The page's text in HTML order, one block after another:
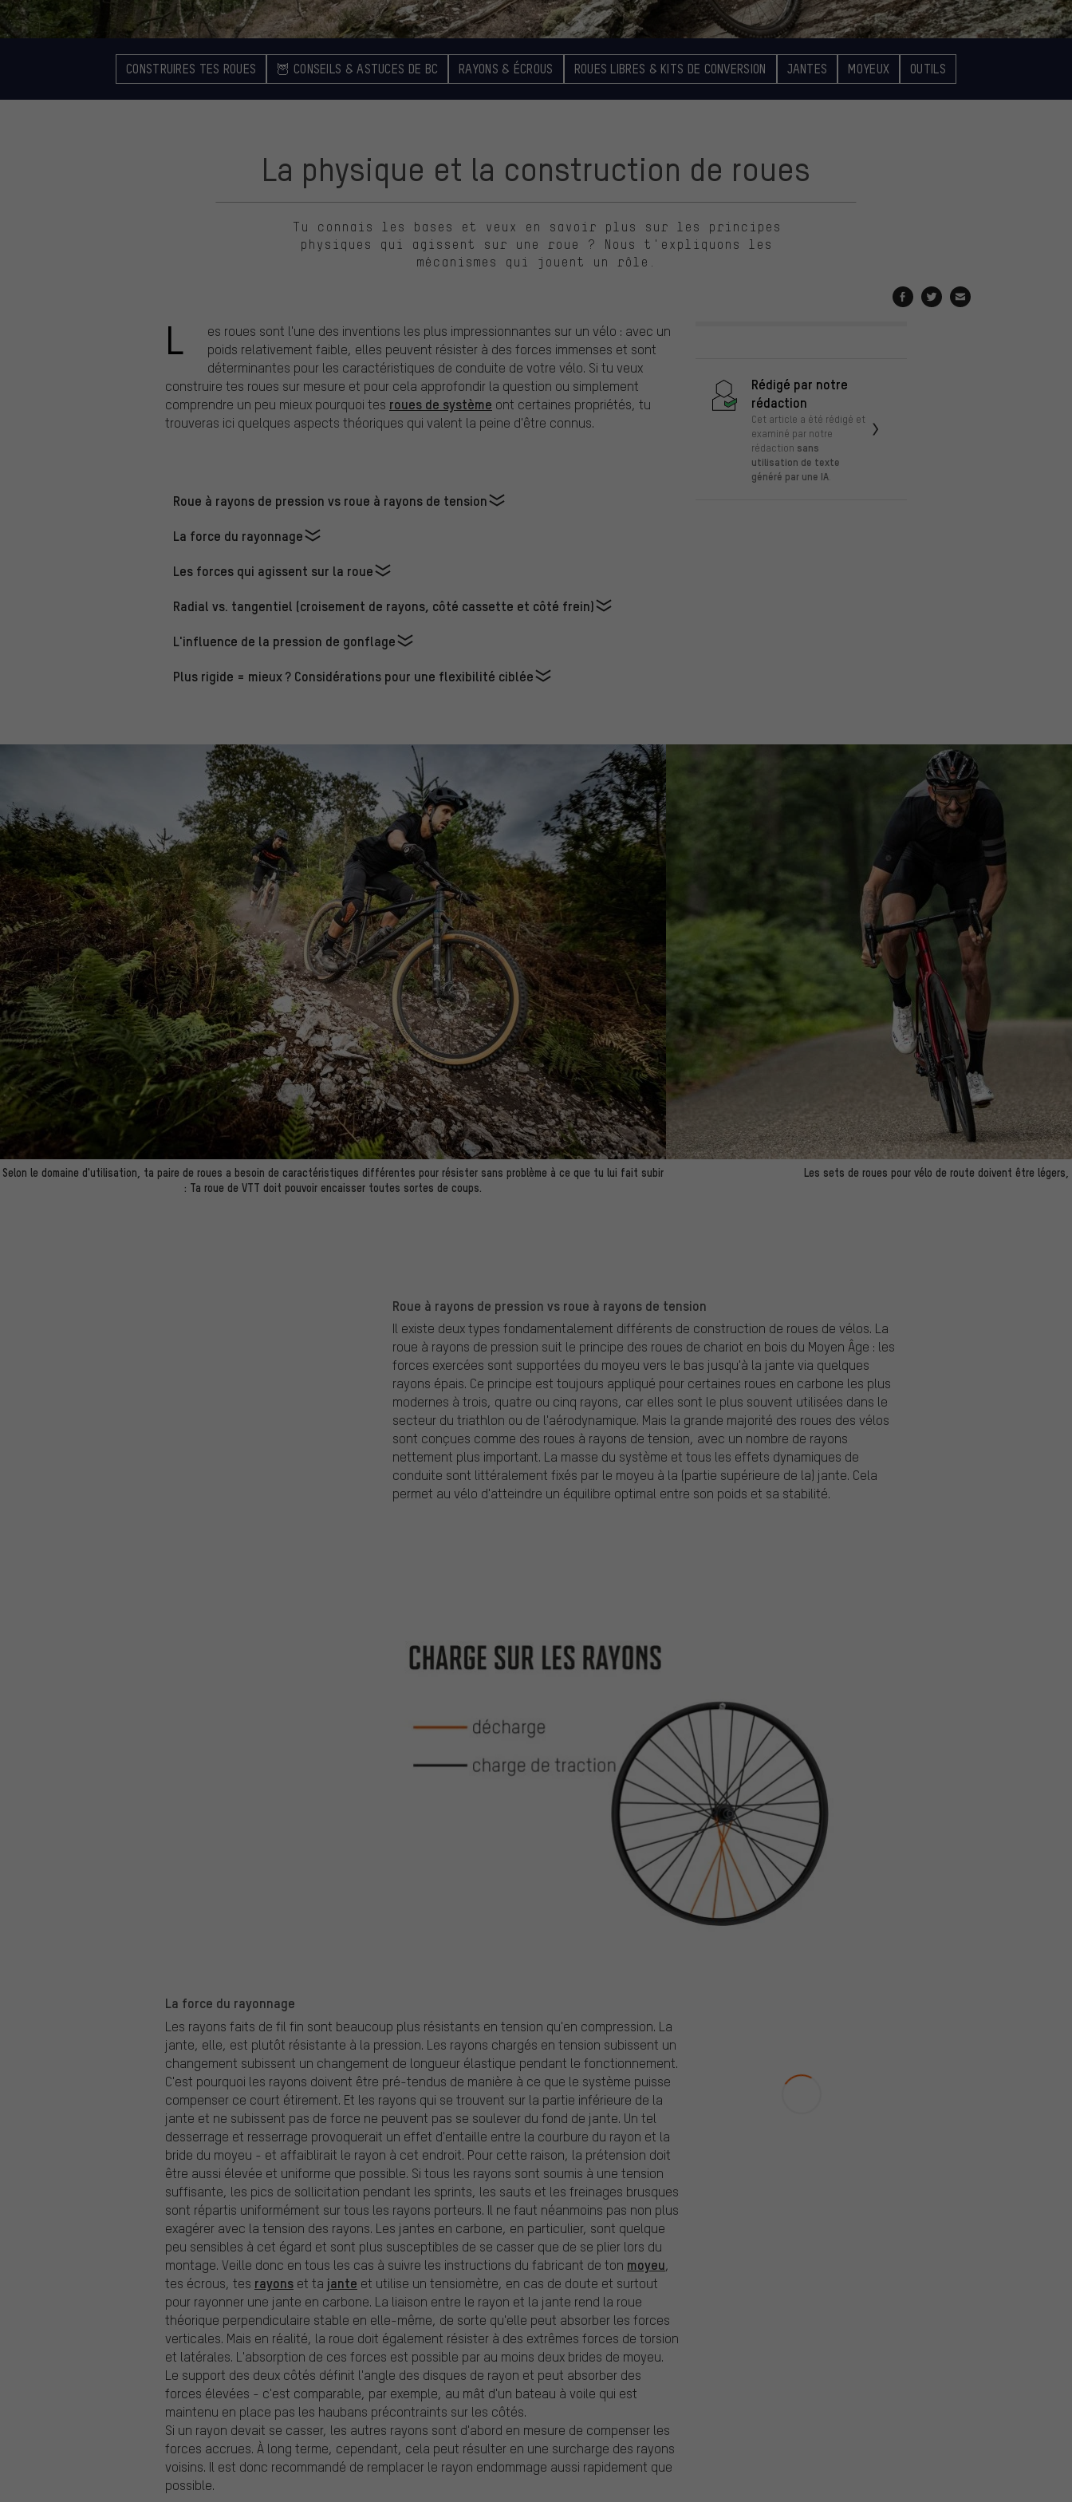
CONSTRUIRES TES ROUES 🦉 CONSEILS & ASTUCES DE BC RAYONS & ÉCROUS ROUES LIBRES & KITS DE CONVERSION JANTES MOYEUX OUTILS
La physique et la construction de roues
Tu connais les bases et veux en savoir plus sur les principes
physiques qui agissent sur une roue ? Nous t'expliquons les
mécanismes qui jouent un rôle.
L
es roues sont l'une des inventions les plus impressionnantes sur un vélo : avec un
poids relativement faible, elles peuvent résister à des forces immenses et sont
déterminantes pour les caractéristiques de conduite de votre vélo. Si tu veux
construire tes roues sur mesure et pour cela approfondir la question ou simplement
comprendre un peu mieux pourquoi tes roues de système ont certaines propriétés, tu
trouveras ici quelques aspects théoriques qui valent la peine d'être connus.
Roue à rayons de pression vs roue à rayons de tension
La force du rayonnage
Les forces qui agissent sur la roue
Radial vs. tangentiel (croisement de rayons, côté cassette et côté frein)
L'influence de la pression de gonflage
Plus rigide = mieux ? Considérations pour une flexibilité ciblée
Rédigé par notre
rédaction
Cet article a été rédigé et
examiné par notre
rédaction sans
utilisation de texte
généré par une IA
Selon le domaine d'utilisation, ta paire de roues a besoin de caractéristiques différentes pour résister sans problème à ce que tu lui fait subir
: Ta roue de VTT doit pouvoir encaisser toutes sortes de coups.
Les sets de roues pour vélo de route doivent être légers,
Roue à rayons de pression vs roue à rayons de tension
Il existe deux types fondamentalement différents de construction de roues de vélos. La
roue à rayons de pression suit le principe des roues de chariot en bois du Moyen Âge : les
forces exercées sont supportées du moyeu vers le bas jusqu'à la jante via quelques
rayons épais. Ce principe est toujours appliqué pour certaines roues en carbone les plus
modernes à trois, quatre ou cinq rayons, car elles sont le plus souvent utilisées dans le
secteur du triathlon ou de l'aérodynamique. Mais la grande majorité des roues des vélos
sont conçues comme des roues à rayons de tension, avec un nombre de rayons
nettement plus important. La masse du système et tous les effets dynamiques de
conduite sont littéralement fixés par le moyeu à la (partie supérieure de la) jante. Cela
permet au vélo d'atteindre un équilibre optimal entre son poids et sa stabilité.
La force du rayonnage
Les rayons faits de fil fin sont beaucoup plus résistants en tension qu'en compression. La
jante, elle, est plutôt résistante à la pression. Les rayons chargés en tension subissent un
changement subissent un changement de longueur élastique pendant le fonctionnement.
C'est pourquoi les rayons doivent être pré-tendus de manière à ce que le système puisse
compenser ce court étirement. Et les rayons qui se trouvent sur la partie inférieure de la
jante et ne subissent pas de force ne peuvent pas se soulever du fond de jante. Un tel
desserrage et resserrage provoquerait un effet d'entaille entre la courbure du rayon et la
bride du moyeu - et affaiblirait le rayon à cet endroit. Pour cette raison, la prétension doit
être aussi élevée et uniforme que possible. Si tous les rayons sont soumis à une tension
suffisante, les pics de sollicitation pendant les sprints, les sauts et les freinages brusques
sont répartis uniformément sur tous les rayons porteurs. Il ne faut néanmoins pas non plus
exagérer avec la tension des rayons. Les jantes en carbone, en particulier, sont quelque
peu sensibles à cet égard et sont plus susceptibles de se casser que de se plier lors du
montage. Veille donc en tous les cas à suivre les instructions du fabricant de ton moyeu,
tes écrous, tes rayons et ta jante et utilise un tensiomètre, en cas de doute et surtout
pour rayonner une jante en carbone. La liaison entre le rayon et la jante rend la roue
théorique perpendiculaire stable en elle-même, de sorte qu'elle peut absorber les forces
verticales. Mais en réalité, la roue doit également résister à des extrêmes forces de torsion
et latérales. L'absorption de ces forces est possible par au moins deux brides de moyeu.
Le support des deux côtés définit l'angle des disques de rayon et peut absorber des
forces élevées - c'est comparable, par exemple, au mât d'un bateau à voile qui est
maintenu en place pas les haubans précontraints sur les côtés.
Si un rayon devait se casser, les autres rayons sont d'abord en mesure de compenser les
forces accrues. À long terme, cependant, cela peut résulter en une surcharge des rayons
voisins. Il est donc recommandé de remplacer le rayon endommage aussi rapidement que
possible.